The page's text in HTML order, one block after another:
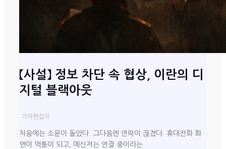
【사설】 정보 차단 속 협상, 이란의 디
지털 블랙아웃
기자편집자
처음에는 소문이 돌았다. 그다음엔 연락이 끊겼다. 휴대전화 화
면이 먹통이 되고, 메신저는 연결 중이라는